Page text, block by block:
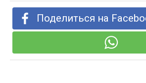
Поделиться на